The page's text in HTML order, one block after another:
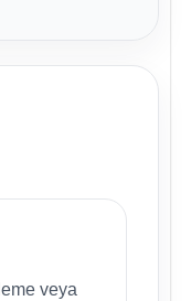
veya